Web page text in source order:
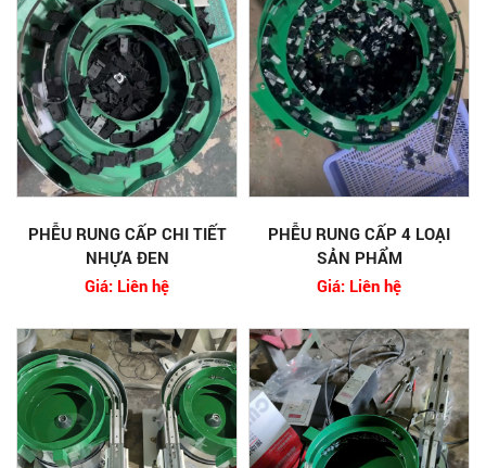
PHỄU RUNG CẤP CHI TIẾT
NHỰA ĐEN
Giá: Liên hệ
PHỄU RUNG CẤP 4 LOẠI
SẢN PHẨM
Giá: Liên hệ